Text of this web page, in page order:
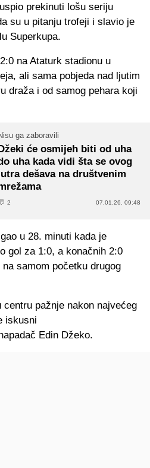
prekinuti lošu seriju
su u pitanju trofeji i slavio je
Superkupa.
na Ataturk stadionu u
ali sama pobjeda nad ljutim
draža i od samog pehara koji
ga zaboravili
će osmijeh biti od uha
uha kada vidi šta se ovog
dešava na društvenim
2 07.01.26. 09:48
u 28. minuti kada je
gol za 1:0, a konačnih 2:0
samom početku drugog
pažnje nakon najvećeg
iskusni
Edin Džeko.